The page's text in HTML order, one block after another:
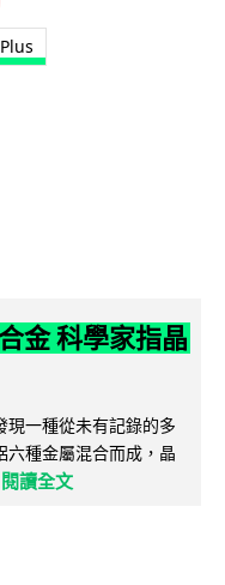
金 科學家指晶
現一種從未有記錄的多
六種金屬混合而成，晶
閱讀全文